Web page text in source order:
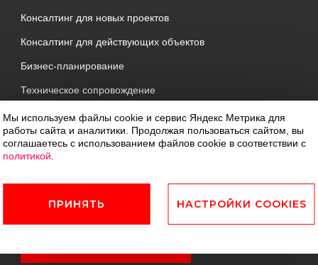
Консалтинг для новых проектов
Консалтинг для действующих объектов
Бизнес-планирование
Техническое сопровождение
Управление объектом
ОБЪЕКТЫ
Список объектов компании
Мы используем файлы cookie и сервис Яндекс Метрика для
работы сайта и аналитики. Продолжая пользоваться сайтом, вы
соглашаетесь с использованием файлов cookie в соответствии с
политикой
ПРИНЯТЬ НАСТРОЙКИ COOKIES